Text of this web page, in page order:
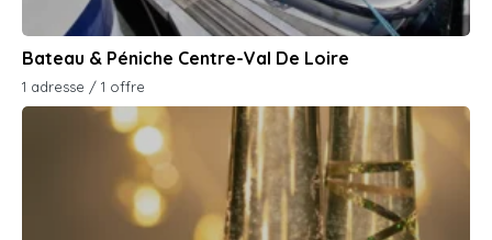
Bateau & Péniche Centre-Val De Loire
1 adresse / 1 offre